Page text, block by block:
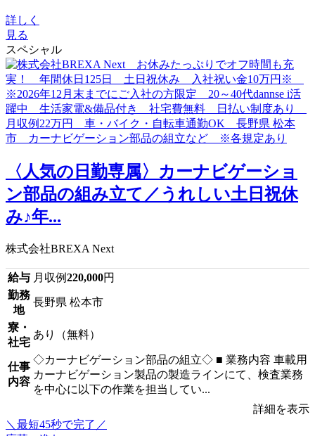
詳しく
見る
スペシャル
〈人気の日勤専属〉カーナビゲーショ
ン部品の組み立て／うれしい土日祝休
み♪年...
株式会社BREXA Next
給与 月収例220,000円
勤務
地
長野県 松本市
寮・
社宅
あり（無料）
仕事
内容
◇カーナビゲーション部品の組立◇ ■ 業務内容 車載用
カーナビゲーション製品の製造ラインにて、検査業務
を中心に以下の作業を担当してい...
詳細を表示
＼最短45秒で完了／